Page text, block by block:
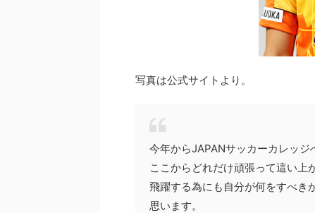
写真は公式サイトより。
今年からJAPANサッカーカレッジ
ここからどれだけ頑張って這い上
飛躍する為にも自分が何をすべき
思います。